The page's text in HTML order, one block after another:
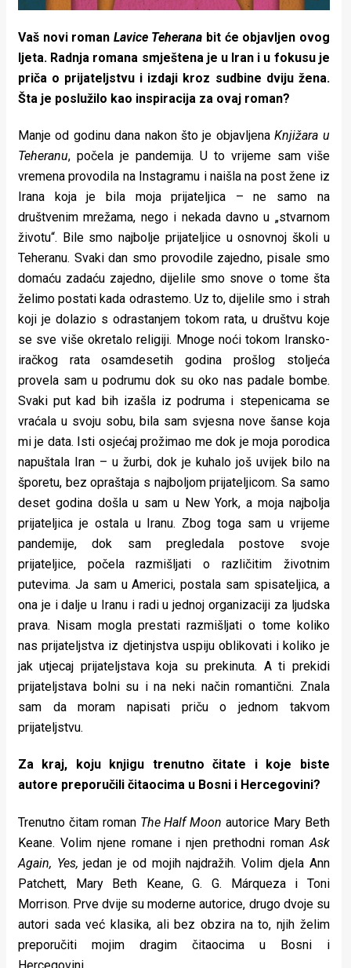
Vaš novi roman Lavice Teherana bit će objavljen ovog
ljeta. Radnja romana smještena je u Iran i u fokusu je
priča o prijateljstvu i izdaji kroz sudbine dviju žena.
Šta je poslužilo kao inspiracija za ovaj roman?
Manje od godinu dana nakon što je objavljenaKnjižara u
Teheranu, počela je pandemija. U to vrijeme sam više
vremena provodila na Instagramu i naišla na post žene iz
Irana koja je bila moja prijateljica – ne samo na
društvenim mrežama, nego i nekada davno u „stvarnom
životu“. Bile smo najbolje prijateljice u osnovnoj školi u
Teheranu. Svaki dan smo provodile zajedno, pisale smo
domaću zadaću zajedno, dijelile smo snove o tome šta
želimo postati kada odrastemo. Uz to, dijelile smo i strah
koji je dolazio s odrastanjem tokom rata, u društvu koje
se sve više okretalo religiji. Mnoge noći tokom Iransko-
iračkog rata osamdesetih godina prošlog stoljeća
provela sam u podrumu dok su oko nas padale bombe.
Svaki put kad bih izašla iz podruma i stepenicama se
vraćala u svoju sobu, bila sam svjesna nove šanse koja
mi je data. Isti osjećaj prožimao me dok je moja porodica
napuštala Iran – u žurbi, dok je kuhalo još uvijek bilo na
šporetu, bez opraštaja s najboljom prijateljicom. Sa samo
deset godina došla u sam u New York, a moja najbolja
prijateljica je ostala u Iranu. Zbog toga sam u vrijeme
pandemije, dok sam pregledala postove svoje
prijateljice, počela razmišljati o različitim životnim
putevima. Ja sam u Americi, postala sam spisateljica, a
ona je i dalje u Iranu i radi u jednoj organizaciji za ljudska
prava. Nisam mogla prestati razmišljati o tome koliko
nas prijateljstva iz djetinjstva uspiju oblikovati i koliko je
jak utjecaj prijateljstava koja su prekinuta. A ti prekidi
prijateljstava bolni su i na neki način romantični. Znala
sam da moram napisati priču o jednom takvom
prijateljstvu.
Za kraj, koju knjigu trenutno čitate i koje biste
autore preporučili čitaocima u Bosni i Hercegovini?
Trenutno čitam roman The Half Moon autorice Mary Beth
Keane. Volim njene romane i njen prethodni roman Ask
Again, Yes, jedan je od mojih najdražih. Volim djela Ann
Patchett, Mary Beth Keane, G. G. Márqueza i Toni
Morrison. Prve dvije su moderne autorice, drugo dvoje su
autori sada već klasika, ali bez obzira na to, njih želim
preporučiti mojim dragim čitaocima u Bosni i
Hercegovini.